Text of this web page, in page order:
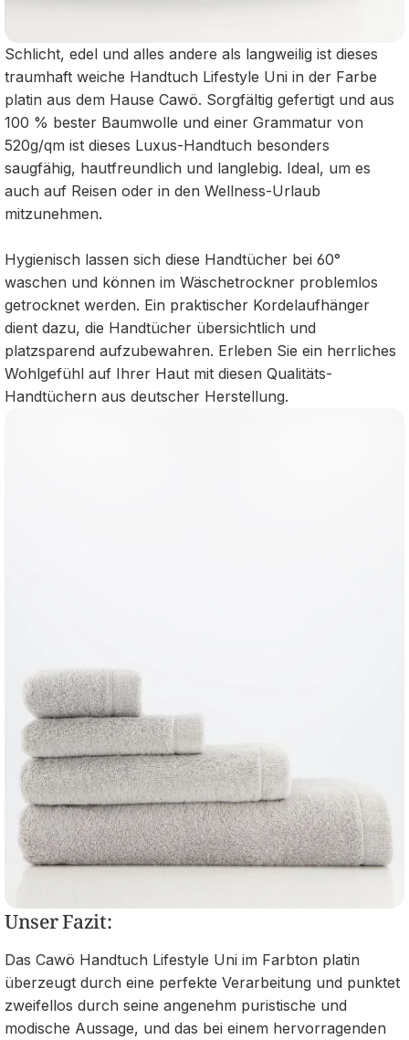
Schlicht, edel und alles andere als langweilig ist dieses
traumhaft weiche Handtuch Lifestyle Uni in der Farbe
platin aus dem Hause Cawö. Sorgfältig gefertigt und aus
100 % bester Baumwolle und einer Grammatur von
520g/qm ist dieses Luxus-Handtuch besonders
saugfähig, hautfreundlich und langlebig. Ideal, um es
auch auf Reisen oder in den Wellness-Urlaub
mitzunehmen.
Hygienisch lassen sich diese Handtücher bei 60°
waschen und können im Wäschetrockner problemlos
getrocknet werden. Ein praktischer Kordelaufhänger
dient dazu, die Handtücher übersichtlich und
platzsparend aufzubewahren. Erleben Sie ein herrliches
Wohlgefühl auf Ihrer Haut mit diesen Qualitäts-
Handtüchern aus deutscher Herstellung.
Unser Fazit:
Das Cawö Handtuch Lifestyle Uni im Farbton platin
überzeugt durch eine perfekte Verarbeitung und punktet
zweifellos durch seine angenehm puristische und
modische Aussage, und das bei einem hervorragenden